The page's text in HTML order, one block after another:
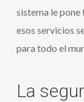
sistema le
esos servicios
para todo el
La